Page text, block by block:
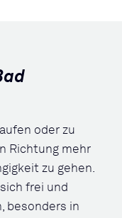
oder zu
Richtung mehr
zu gehen.
frei und
besonders in